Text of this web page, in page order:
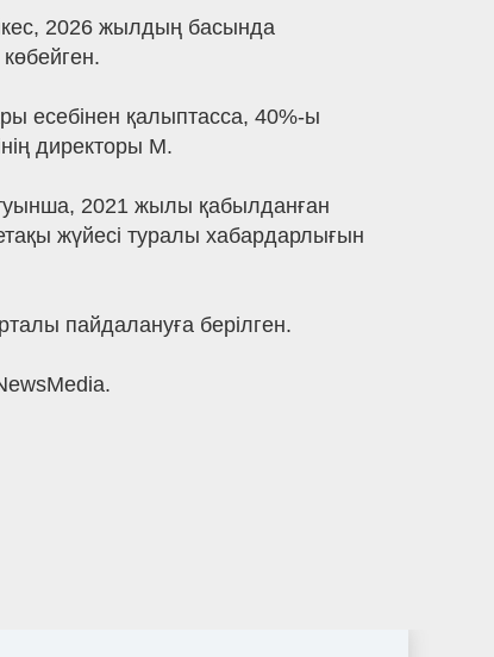
2026 жылдың басында
есебінен қалыптасса, 40%-ы
директоры М.
2021 жылы қабылданған
жүйесі туралы хабардарлығын
пайдалануға берілген.